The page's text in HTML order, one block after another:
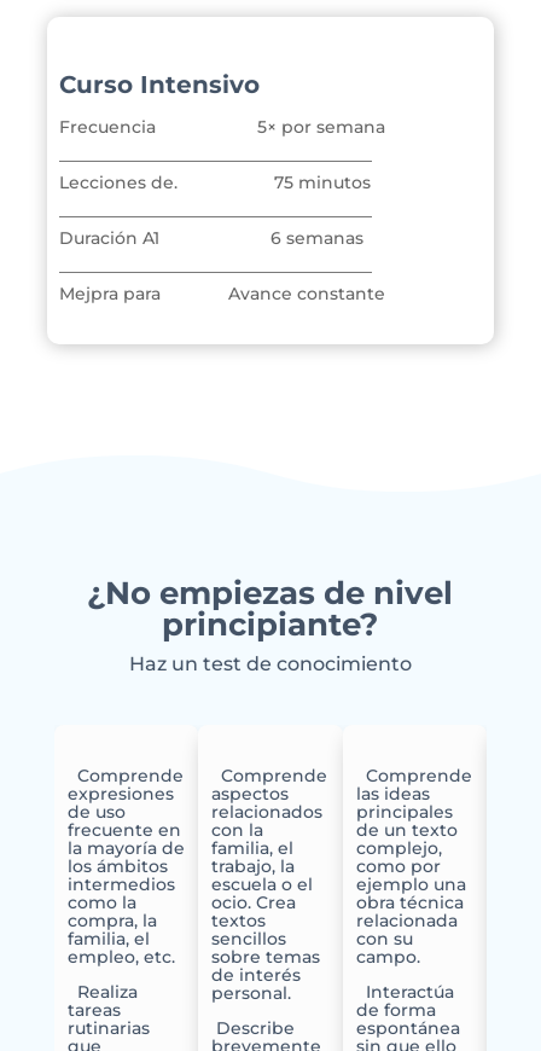
Curso Intensivo
Frecuencia 5× por semana
Lecciones de. 75minutos
Duración A1 6semanas
Mejpra para Avance constante
¿No empiezas de nivel
principiante?
Haz un test de conocimiento
Comprende
expresiones
de uso
frecuente en
la mayoría de
los ámbitos
intermedios
como la
compra, la
familia, el
empleo, etc.
Realiza
tareas
rutinarias
que
Comprende
aspectos
relacionados
con la
familia, el
trabajo, la
escuela o el
ocio. Crea
textos
sencillos
sobre temas
de interés
personal.
Describe
brevemente
Comprende
las ideas
principales
de un texto
complejo,
como por
ejemplo una
obra técnica
relacionada
con su
campo.
Interactúa
de forma
espontánea
sin que ello